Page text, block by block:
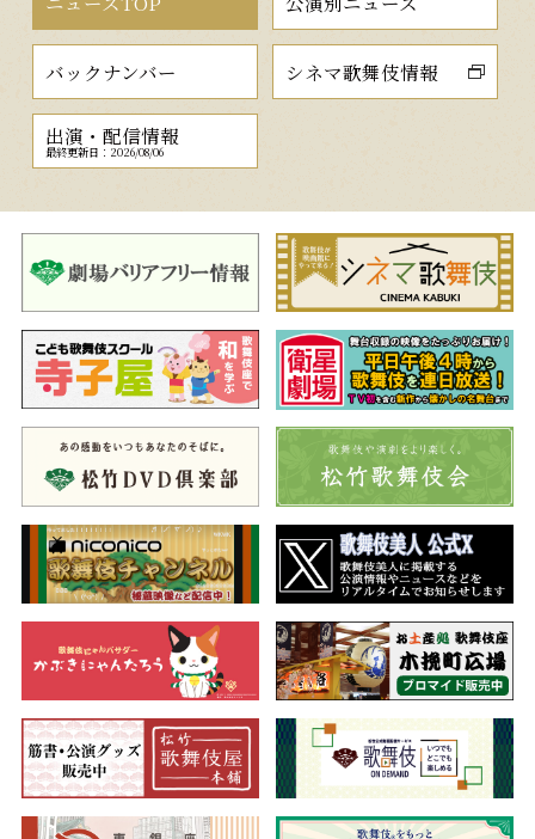
バックナンバー シネマ歌舞伎情報
出演・配信情報
最終更新日：2026/08/06